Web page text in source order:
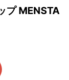
プ MENSTA